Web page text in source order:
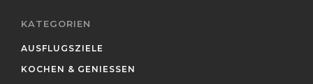
KATEGORIEN
AUSFLUGSZIELE
KOCHEN & GENIESSEN